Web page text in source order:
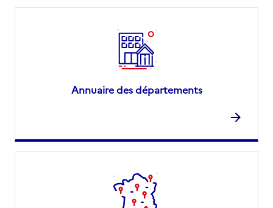
Annuaire des départements